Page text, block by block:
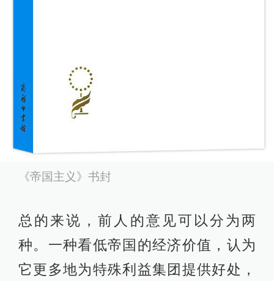
《帝国主义》书封
总的来说，前人的意见可以分为两
种。一种看低帝国的经济价值，认为
它更多地为特殊利益集团提供好处，